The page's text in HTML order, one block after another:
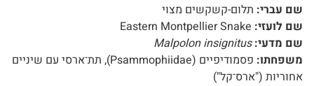
שם עברי: תלום-קשקשים מצוי
שם לועזי:
שם מדעי: Malpolon insignitus
משפחתו:
פסמודיפיים (Psammophiidae), תת־ארסי עם שיניים
אחוריות ("ארס־קל")